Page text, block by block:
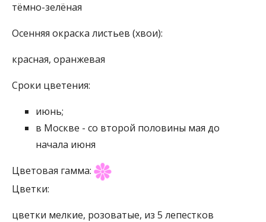
тёмно-зелёная
Осенняя окраска листьев (хвои):
красная, оранжевая
Сроки цветения:
июнь;
в Москве - со второй половины мая до
начала июня
Цветовая гамма:
Цветки:
цветки мелкие, розоватые, из 5 лепестков